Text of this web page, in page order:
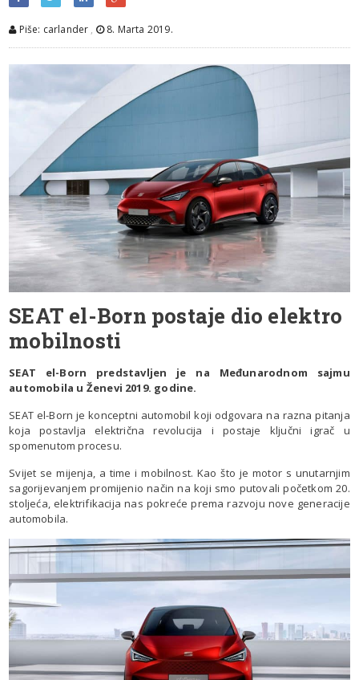
Piše: carlander , 8. Marta 2019.
SEAT el-Born postaje dio elektro
mobilnosti
SEAT el-Born predstavljen je na Međunarodnom sajmu
automobila u Ženevi 2019. godine.
SEAT el-Born je konceptni automobil koji odgovara na razna pitanja
koja postavlja električna revolucija i postaje ključni igrač u
spomenutom procesu.
Svijet se mijenja, a time i mobilnost. Kao što je motor s unutarnjim
sagorijevanjem promijenio način na koji smo putovali početkom 20.
stoljeća, elektrifikacija nas pokreće prema razvoju nove generacije
automobila.